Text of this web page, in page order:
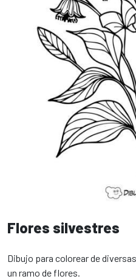
Flores silvestres
Dibujo para colorear de
un ramo de flores.